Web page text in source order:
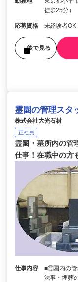
徒歩25分）
応募資格 未経験者OK
後で見る
霊園の管理スタ
株式会社大光石材
正社員
霊園・墓所内の管
仕事！在職中の方
仕事内容
■霊園内の
法事・埋葬